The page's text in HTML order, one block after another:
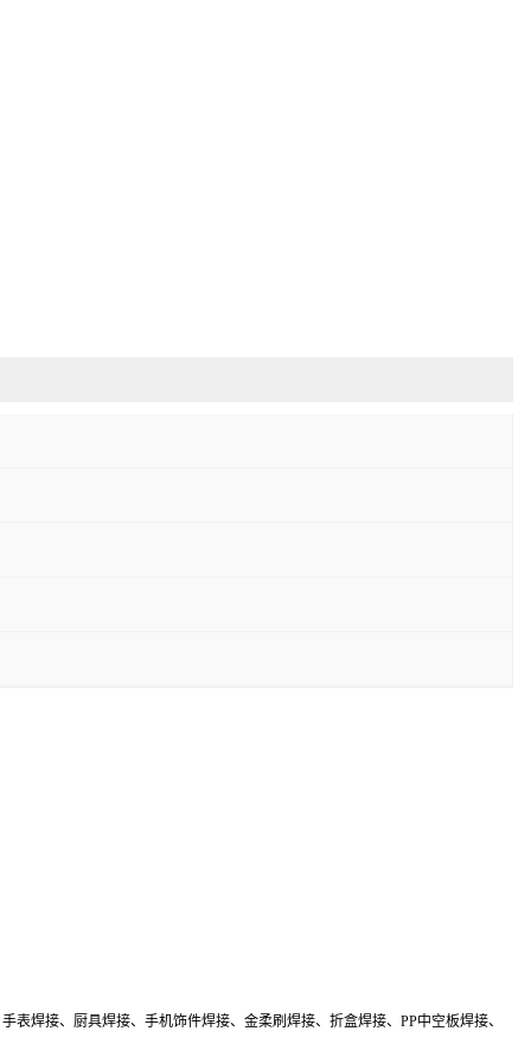
焊接、厨具焊接、手机饰件焊接、金柔刷焊接、折盒焊接、PP中空板焊接、